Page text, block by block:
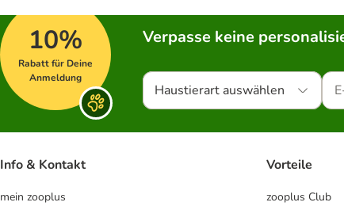
10%
Rabatt für Deine
Anmeldung
Verpasse keine
Haustierart auswählen
Info & Kontakt
mein zooplus
Vorteile
zooplus Club